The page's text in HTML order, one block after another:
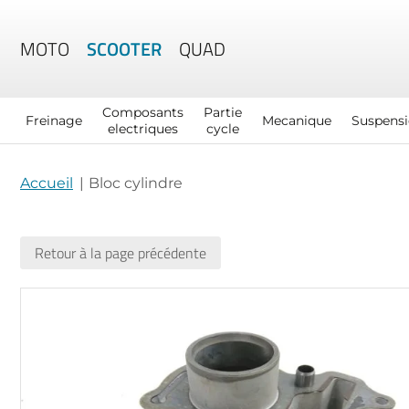
MOTO SCOOTER QUAD
Freinage
Composants
electriques
Partie
cycle
Mecanique
Accueil Bloc cylindre
Retour à la page précédente
images